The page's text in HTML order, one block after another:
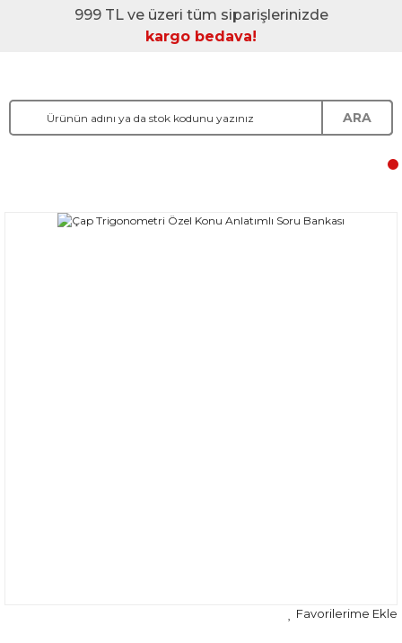
999 TL ve üzeri tüm siparişlerinizde
kargo bedava!
ARA